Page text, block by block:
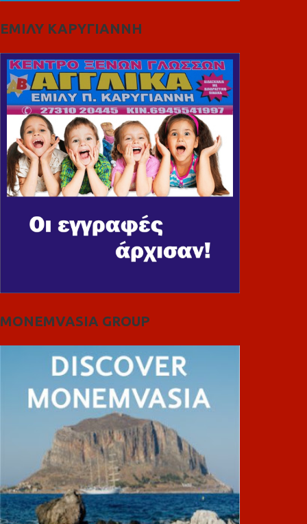
ΕΜΙΛΥ ΚΑΡΥΓΙΑΝΝΗ
MONEMVASIA GROUP